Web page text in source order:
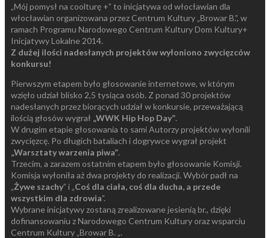
„Mój pomysł na coolturę +” to inicjatywa od włocławian dla
włocławian organizowana przez Centrum Kultury „Browar B.”, w
ramach Programu Narodowego Centrum Kultury Dom Kultury+
Inicjatywy Lokalne 2014.
Z dużej ilości nadesłanych projektów wyłoniono zwycięzców
konkursu!
Pierwszym etapem było głosowanie internetowe, w którym
wzięło udział blisko 2,5 tysiąca osób. Z ponad 30 projektów
nadesłanych przez biorących udział w konkursie, przeważającą
ilością głosów wygrał „WWK Hip Hop Day”.
W drugim etapie głosowania to sami Autorzy projektów wyłonili
zwycięzcę. Po długich bataliach i dogrywce wygrał projekt
„Warsztaty warzenia piwa”.
Trzecim, a zarazem ostatnim etapem było głosowanie Komisji.
Komisja wyłoniła aż dwa projekty do realizacji. Wybór padł na
„Żywe szachy” i „Coś dla ciała, coś dla ducha, a przede
wszystkim dla zdrowia”.
Wybrane inicjatywy zostaną zrealizowane jesienią br., dzięki
dofinansowaniu z Narodowego Centrum Kultury oraz wsparciu
Centrum Kultury „Browar B. „.